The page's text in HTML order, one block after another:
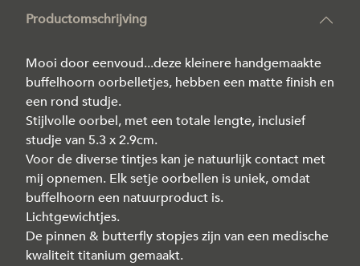
Productomschrijving
Mooi door eenvoud...deze kleinere handgemaakte
buffelhoorn oorbelletjes, hebben een matte finish en
een rond studje.
Stijlvolle oorbel, met een totale lengte, inclusief
studje van 5.3 x 2.9cm.
Voor de diverse tintjes kan je natuurlijk contact met
mij opnemen. Elk setje oorbellen is uniek, omdat
buffelhoorn een natuurproduct is.
Lichtgewichtjes.
De pinnen & butterfly stopjes zijn van een medische
kwaliteit titanium gemaakt.